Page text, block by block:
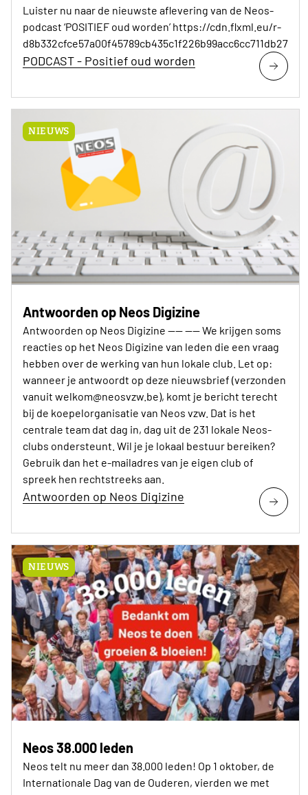
Luister nu naar de nieuwste aflevering van de Neos-
podcast ‘POSITIEF oud worden’ https://cdn.flxml.eu/r-
d8b332cfce57a00f45789cb435c1f226b99acc6cc711db27
PODCAST - Positief oud worden
NIEUWS
Antwoorden op Neos Digizine
Antwoorden op Neos Digizine ---- ---- We krijgen soms
reacties op het Neos Digizine van leden die een vraag
hebben over de werking van hun lokale club. Let op:
wanneer je antwoordt op deze nieuwsbrief (verzonden
vanuit welkom@neosvzw.be), komt je bericht terecht
bij de koepelorganisatie van Neos vzw. Dat is het
centrale team dat dag in, dag uit de 231 lokale Neos-
clubs ondersteunt. Wil je je lokaal bestuur bereiken?
Gebruik dan het e-mailadres van je eigen club of
spreek hen rechtstreeks aan.
Antwoorden op Neos Digizine
NIEUWS
Neos 38.000 leden
Neos telt nu meer dan 38.000 leden! Op 1 oktober, de
Internationale Dag van de Ouderen, vierden we met